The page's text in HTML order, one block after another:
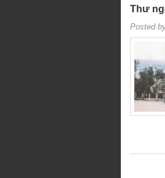
Thư
Posted